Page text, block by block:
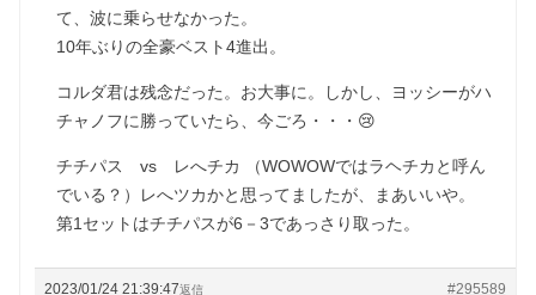
て、波に乗らせなかった。
10年ぶりの全豪ベスト4進出。
コルダ君は残念だった。お大事に。しかし、ヨッシーがハ
チャノフに勝っていたら、今ごろ・・・😢
チチパス vs レへチカ （WOWOWではラヘチカと呼ん
でいる？）レへツカかと思ってましたが、まあいいや。
第1セットはチチパスが6－3であっさり取った。
2023/01/24 21:39:47 #295589
返信